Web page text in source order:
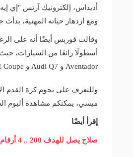
أديداس، إلكترونيك آرتس "إي
ومع ازدهار حياته المهنية، بدأت
وقالت فوربس أيضًا أنه على
Aventador و Audi Q7 و Mercedes AMG GLE Coupe و Toyota Camry.
ميسي، يمكنكم مشاهدة ألبوم
إقرأ أيضًا
صلاح يصل للهدف 200 .. 4 أرقام مثيرة من موقعة ليفربول وسالزبورج
طرابزون سبور
صلاح؟
والكونفدرالية